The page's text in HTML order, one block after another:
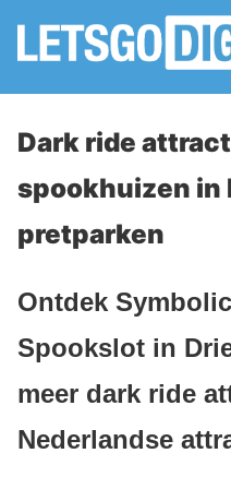
Dark ride
spookhuizen in
pretparken
Ontdek
Spookslot in
meer dark ride
Nederlandse